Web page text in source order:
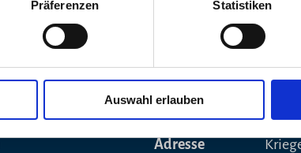
Präferenzen Statistiken
Auswahl erlauben
Veranstalter
Adresse